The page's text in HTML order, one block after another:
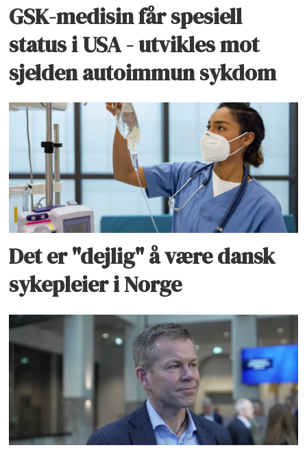
GSK-medisin får spesiell
status i USA - utvikles mot
sjelden autoimmun sykdom
Det er "dejlig" å være dansk
sykepleier i Norge